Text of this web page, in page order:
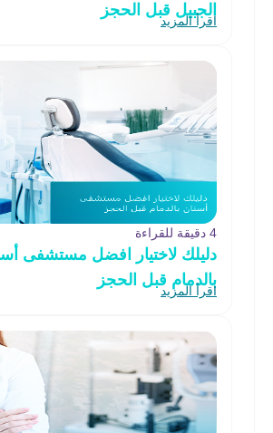
الجبيل قبل الحجز
اقرأ المزيد
4 دقيقة للقراءة
دليلك لاختيار افضل مستشفى
بالدمام قبل الحجز
اقرأ المزيد